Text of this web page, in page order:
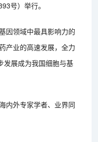
号）举行。
因领域中最具影响力的
产业的高速发展，全力
发展成为我国细胞与基
内外专家学者、业界同